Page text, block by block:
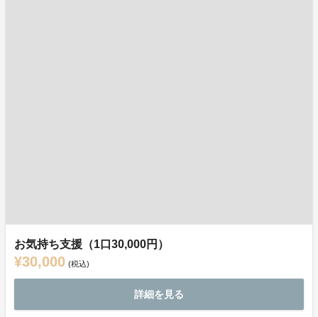
お気持ち支援（1口30,000円）
¥30,000 (税込)
詳細を見る